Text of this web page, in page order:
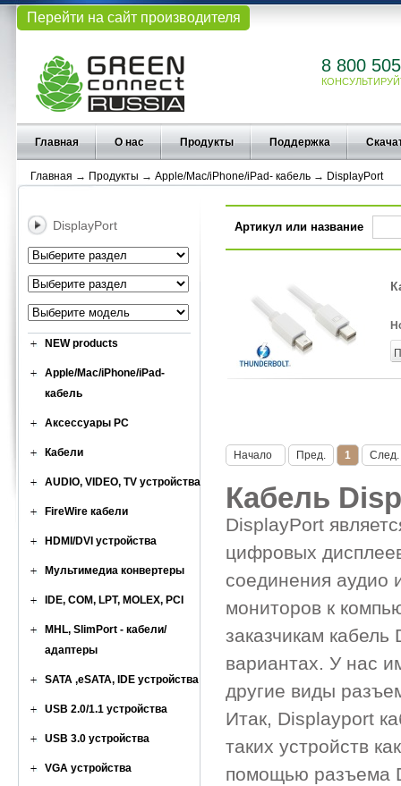
Перейти на сайт производителя
8 800
Главная О нас Продукты Поддержка
Главная → Продукты → Apple/Mac/iPhone/iPad- кабель → DisplayPort
DisplayPort
NEW products
Apple/Mac/iPhone/iPad-
кабель
Аксессуары PC
Кабели
AUDIO, VIDEO, TV устройства
FireWire кабели
HDMI/DVI устройства
Мультимедиа конвертеры
IDE, COM, LPT, MOLEX, PCI
MHL, SlimPort - кабели/
адаптеры
SATA ,eSATA, IDE устройства
USB 2.0/1.1 устройства
USB 3.0 устройства
VGA устройства
Артикул или название
Начало Пред. 1 След.
Кабель
DisplayPort
цифровых
соединения аудио
мониторов к
заказчикам
вариантах. У нас
другие виды
Итак, Displayport
таких устройств
помощью разъема